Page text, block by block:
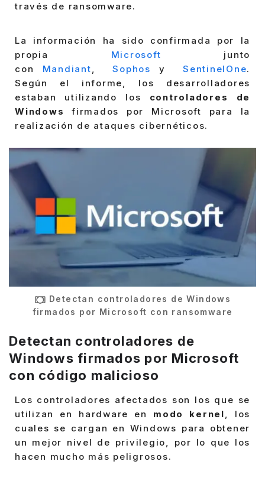
través de ransomware.
La información ha sido confirmada por la
propia Microsoft junto
con Mandiant,Sophos ySentinelOne.
Según el informe, los desarrolladores
estaban utilizando los controladores de
Windows
firmados por Microsoft para la
realización de ataques cibernéticos.
Detectan controladores de Windows
firmados por Microsoft con ransomware
Detectan controladores de
Windows firmados por Microsoft
con código malicioso
Los controladores afectados son los que se
utilizan en hardware en modo kernel, los
cuales se cargan en Windows para obtener
un mejor nivel de privilegio, por lo que los
hacen mucho más peligrosos.